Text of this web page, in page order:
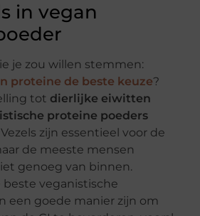
in vegan
je zou willen stemmen:
proteine de beste keuze?
tot dierlijke eiwitten
proteine poeders
zijn essentieel voor de
de meeste mensen
genoeg van binnen.
veganistische
een goede manier zijn om